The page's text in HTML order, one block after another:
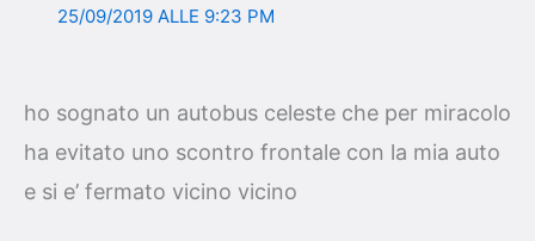
25/09/2019 ALLE 9:23 PM
ho sognato un autobus celeste che per miracolo
ha evitato uno scontro frontale con la mia auto
e si e’ fermato vicino vicino